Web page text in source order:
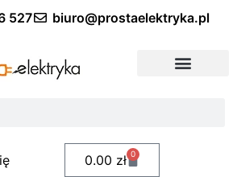
527 biuro@prostaelektryka.pl
0.00 zł 0